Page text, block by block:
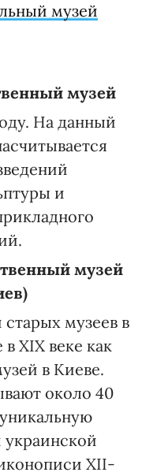
музей
музей
На данный
и
музей
музеев в
ХІХ веке как
в Киеве.
около 40
XII-